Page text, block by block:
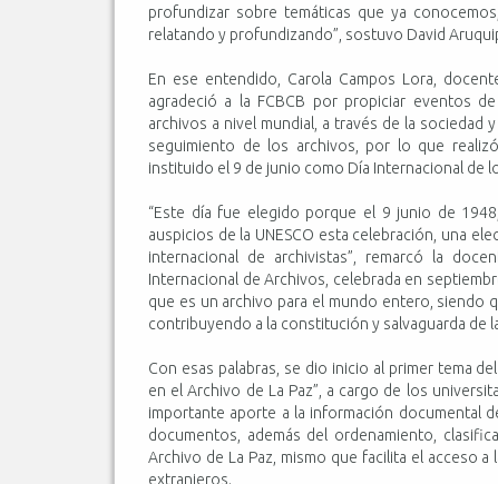
profundizar sobre temáticas que ya
relatando y profundizando”, sostuvo David
En ese entendido, Carola Campos Lora,
agradeció a la FCBCB por propiciar eventos
archivos a nivel mundial, a través de la
seguimiento de los archivos, por lo que
instituido el 9 de junio como Día Internacional de
“Este día fue elegido porque el 9 junio de
auspicios de la UNESCO esta celebración, una
internacional de archivistas”, remarcó la
Internacional de Archivos, celebrada en
que es un archivo para el mundo entero, siendo
contribuyendo a la constitución y salvaguarda de
Con esas palabras, se dio inicio al primer tema
en el Archivo de La Paz”, a cargo de los
importante aporte a la información documental
documentos, además del ordenamiento,
Archivo de La Paz, mismo que facilita el acceso
extranjeros.